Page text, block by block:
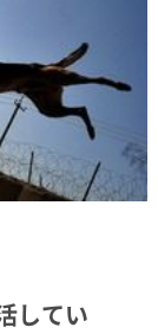
してい